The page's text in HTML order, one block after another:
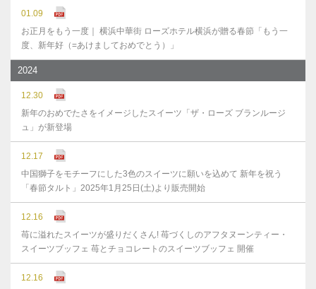
01.09
お正月をもう一度｜ 横浜中華街 ローズホテル横浜が贈る春節「もう一
度、新年好（=あけましておめでとう）」
2024
12.30
新年のおめでたさをイメージしたスイーツ「ザ・ローズ ブランルージ
ュ」が新登場
12.17
中国獅子をモチーフにした3色のスイーツに願いを込めて 新年を祝う
「春節タルト」2025年1月25日(土)より販売開始
12.16
苺に溢れたスイーツが盛りだくさん! 苺づくしのアフタヌーンティー・
スイーツブッフェ 苺とチョコレートのスイーツブッフェ 開催
12.16